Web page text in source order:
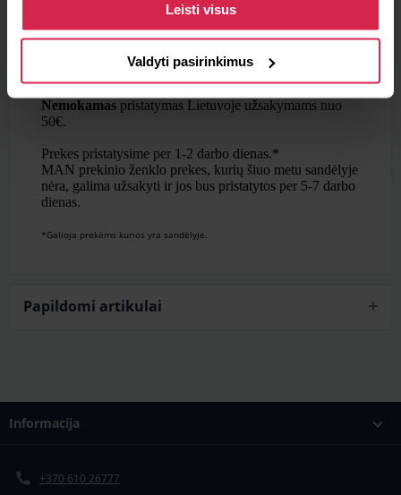
naudojame galite rasti mūsų slapukų politikoje, taip pat
https://www.allaboutcookies.org/
Leisti visus
Valdyti pasirinkimus
Paruoštus užsakymus galite atsiimti pasirinktame
padalinyje nemokamai.
Pristatymas pasirinktu adresu
Nemokamas pristatymas Lietuvoje užsakymams nuo
50€.
Prekes pristatysime per 1-2 darbo dienas.*
MAN prekinio ženklo prekes, kurių šiuo metu sandėlyje
nėra, galima užsakyti ir jos bus pristatytos per 5-7 darbo
dienas.
*Galioja prekėms kurios yra sandėlyje.
Papildomi artikulai
Informacija
+370 610 26777